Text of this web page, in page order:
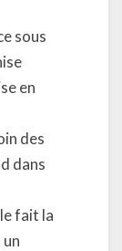
sous
en
des
dans
fait la